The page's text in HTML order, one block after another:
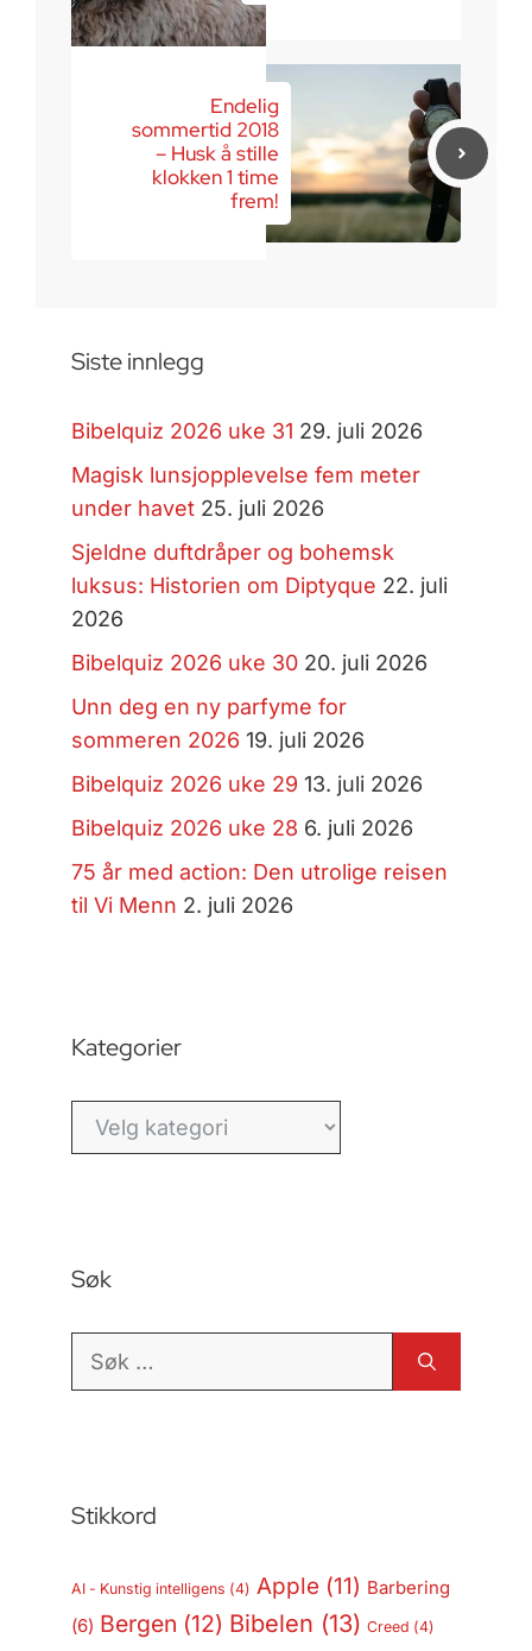
Endelig
sommertid 2018
– Husk å stille
klokken 1 time
frem!
Siste innlegg
Bibelquiz 2026 uke 31 29. juli 2026
Magisk lunsjopplevelse fem meter
under havet 25. juli 2026
Sjeldne duftdråper og bohemsk
luksus: Historien om Diptyque 22. juli
2026
Bibelquiz 2026 uke 30 20. juli 2026
Unn deg en ny parfyme for
sommeren 2026 19. juli 2026
Bibelquiz 2026 uke 29 13. juli 2026
Bibelquiz 2026 uke 28 6. juli 2026
75 år med action: Den utrolige reisen
til Vi Menn 2. juli 2026
Kategorier
Kategorier
Søk
Søk
Stikkord
AI - Kunstig intelligens (4) Apple (11) Barbering
(6) Bergen (12) Bibelen (13) Creed (4)